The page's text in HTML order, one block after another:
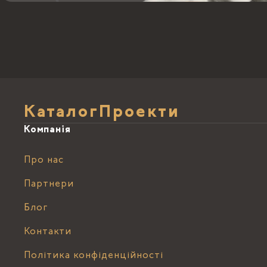
Каталог Проекти
Компанія
Про нас
Партнери
Блог
Контакти
Політика конфіденційності